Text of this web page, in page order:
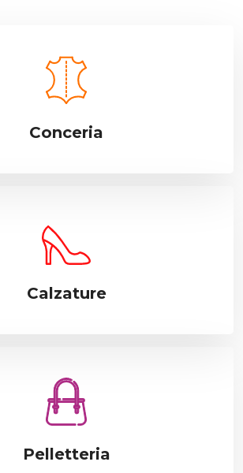
Conceria
Calzature
Pelletteria